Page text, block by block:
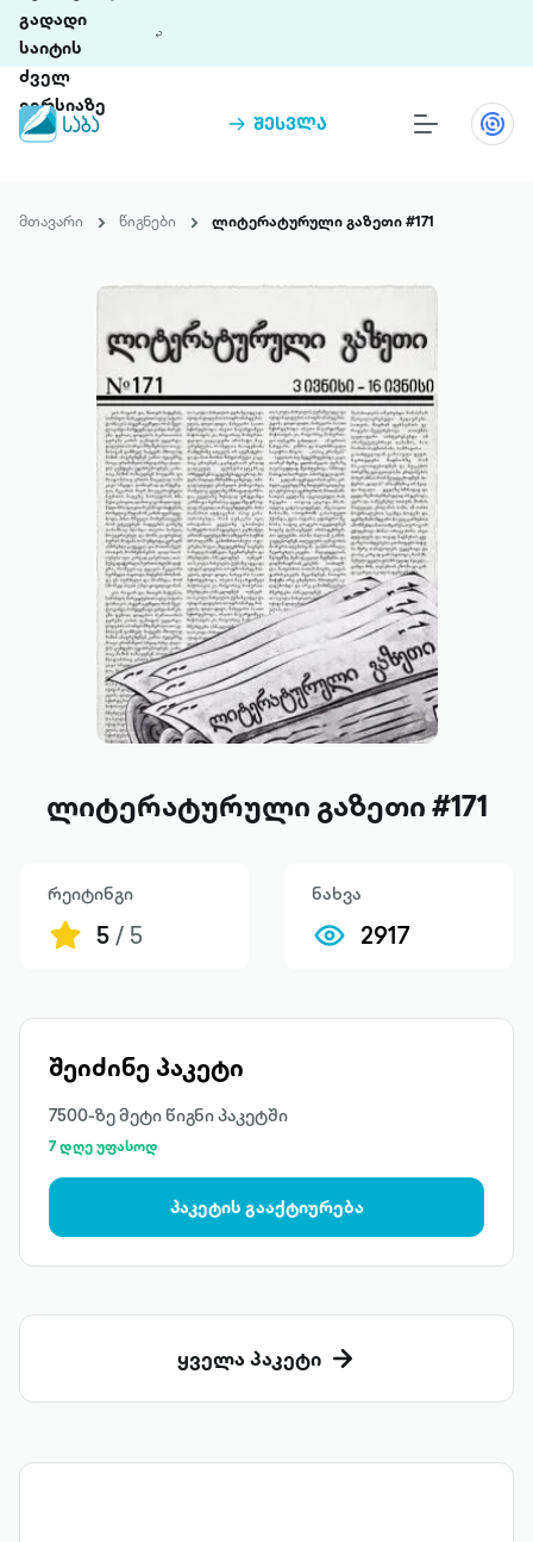
გადადი
საიტის
ძველ
ვერსიაზე
შესვლა
თინეთი 9 ციფრულ პლატფორმასა და 5
ჩვენ შესახებ
პაკეტები
მთავარი წიგნები ლიტერატურული გაზეთი #171
ლიტერატურული გაზეთი #171
რეიტინგი
5/ 5
ნახვა
2917
შეიძინე პაკეტი
7500-ზე მეტი წიგნი პაკეტში
7 დღე უფასოდ
პაკეტის გააქტიურება
ყველა პაკეტი